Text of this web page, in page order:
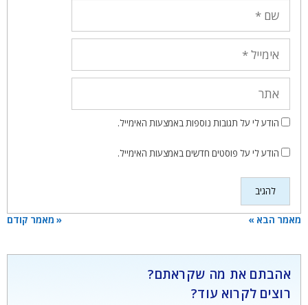
הודע לי על תגובות נוספות באמצעות האימייל.
הודע לי על פוסטים חדשים באמצעות האימייל.
« מאמר קודם מאמר הבא »
אהבתם את מה שקראתם?
רוצים לקרוא עוד?